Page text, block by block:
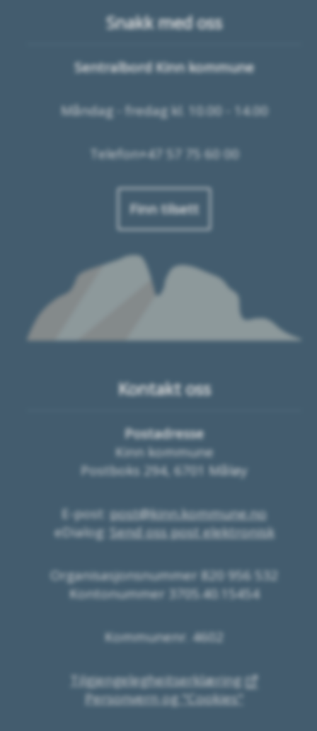
Snakk med oss
Sentralbord Kinn kommune
Måndag - fredag kl. 10.00 - 14.00
Telefon+47 57 75 60 00
Finn tilsett
Kontakt oss
Postadresse
Kinn kommune
Postboks 294, 6701 Måløy
E-post: post@kinn.kommune.no
eDialog: Send oss post elektronisk
Organisasjonsnummer 820 956 532
Kontonummer 3705.40.15454
Kommunenr. 4602
Tilgjengelegheitserklæring
Personvern og "Cookies"